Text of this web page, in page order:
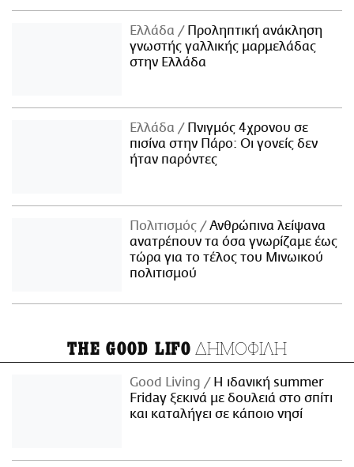
Ελλάδα
Προληπτική ανάκληση
γνωστής γαλλικής μαρμελάδας
στην Ελλάδα
Ελλάδα
Πνιγμός 4χρονου σε
πισίνα στην Πάρο: Οι γονείς δεν
ήταν παρόντες
Πολιτισμός
Ανθρώπινα λείψανα
ανατρέπουν τα όσα γνωρίζαμε έως
τώρα για το τέλος του Μινωικού
πολιτισμού
THE GOOD LIFO ΔΗΜΟΦΙΛΗ
Good Living
Η ιδανική summer
Friday ξεκινά με δουλειά στο σπίτι
και καταλήγει σε κάποιο νησί